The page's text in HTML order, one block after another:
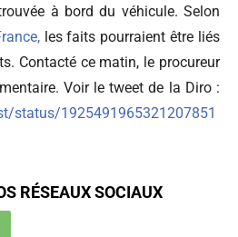
à bord du véhicule. Selon
les faits pourraient être liés
Contacté ce matin, le procureur
Voir le tweet de la Diro :
status/1925491965321207851
RÉSEAUX SOCIAUX